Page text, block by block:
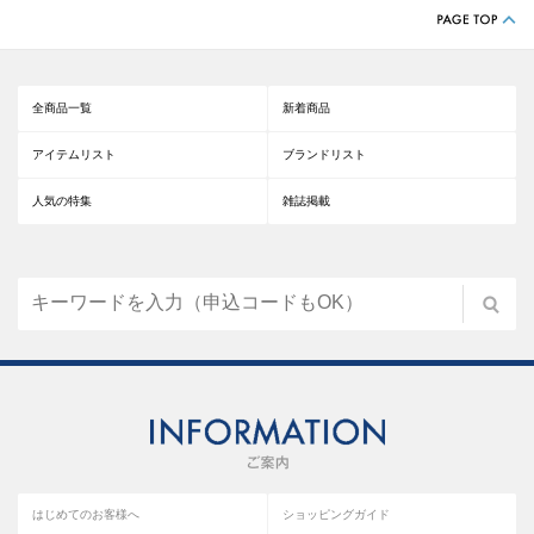
全商品一覧 新着商品
アイテムリスト ブランドリスト
人気の特集 雑誌掲載
はじめてのお客様へ ショッピングガイド